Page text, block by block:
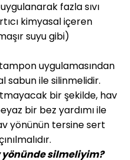
fazla sıvı
kimyasal içeren
suyu gibi)
tampon uygulamasından
sabun ile silinmelidir.
bir şekilde, hav
bir bez yardımı ile
yönünün tersine sert
yönünde silmeliyim?